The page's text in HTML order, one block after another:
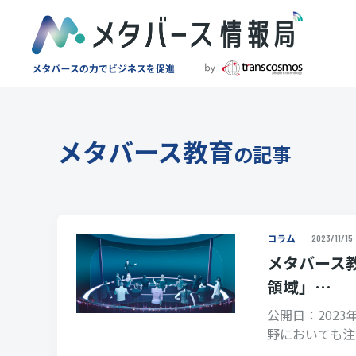
メタバース教育の記事
コラム 2023/11/15
メタバース
領域」…
公開日：2023
野においても